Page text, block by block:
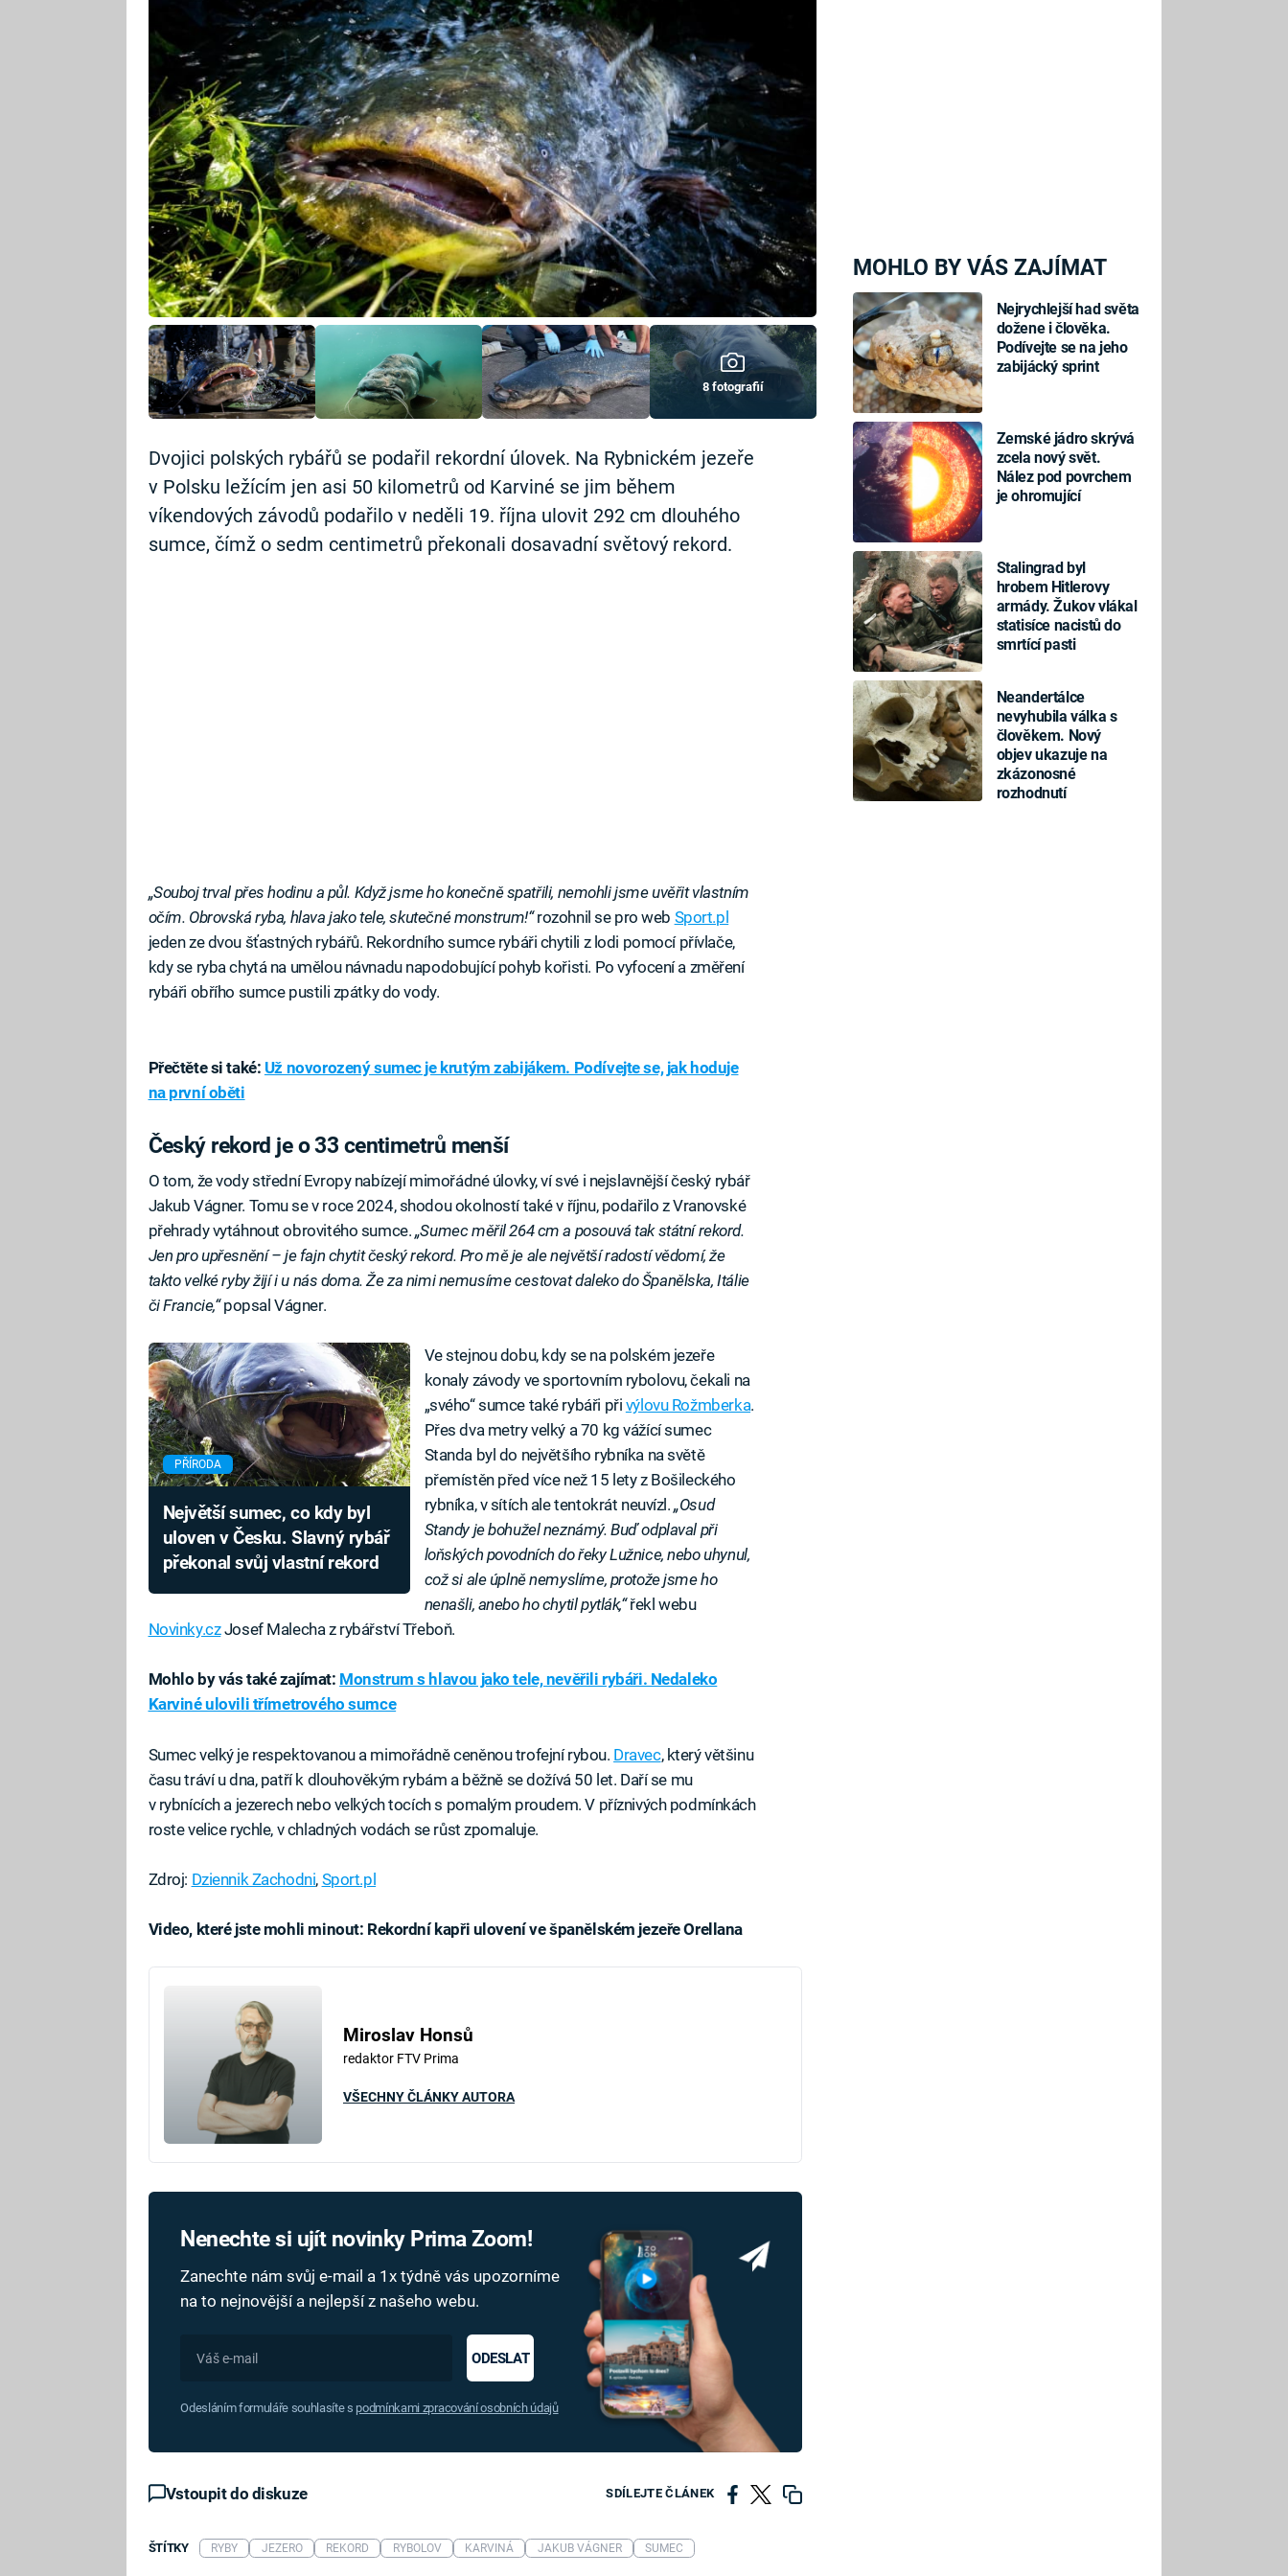
MOHLO BY VÁS ZAJÍMAT
Nejrychlejší had světa
dožene i člověka.
Podívejte se na jeho
zabijácký sprint
Zemské jádro skrývá
zcela nový svět.
Nález pod povrchem
je ohromující
Stalingrad byl
hrobem Hitlerovy
armády. Žukov vlákal
statisíce nacistů do
smrtící pasti
Neandertálce
nevyhubila válka s
člověkem. Nový
objev ukazuje na
zkázonosné
rozhodnutí
8 fotografií
Dvojici polských rybářů se podařil rekordní úlovek. Na Rybnickém jezeře
v Polsku ležícím jen asi 50 kilometrů od Karviné se jim během
víkendových závodů podařilo v neděli 19. října ulovit 292 cm dlouhého
sumce, čímž o sedm centimetrů překonali dosavadní světový rekord.
„Souboj trval přes hodinu a půl. Když jsme ho konečně spatřili, nemohli jsme uvěřit vlastním
očím. Obrovská ryba, hlava jako tele, skutečné monstrum!“rozohnil se pro web Sport.pl
jeden ze dvou šťastných rybářů. Rekordního sumce rybáři chytili z lodi pomocí přívlače,
kdy se ryba chytá na umělou návnadu napodobující pohyb kořisti. Po vyfocení a změření
rybáři obřího sumce pustili zpátky do vody.
Přečtěte si také: Už novorozený sumec je krutým zabijákem. Podívejte se, jak hoduje
na první oběti
Český rekord je o 33 centimetrů menší
O tom, že vody střední Evropy nabízejí mimořádné úlovky, ví své i nejslavnější český rybář
Jakub Vágner. Tomu se v roce 2024, shodou okolností také v říjnu, podařilo z Vranovské
přehrady vytáhnout obrovitého sumce. „Sumec měřil 264 cm a posouvá tak státní rekord.
Jen pro upřesnění – je fajn chytit český rekord. Pro mě je ale největší radostí vědomí, že
takto velké ryby žijí i u nás doma. Že za nimi nemusíme cestovat daleko do Španělska, Itálie
či Francie,“popsal Vágner.
PŘÍRODA
Největší sumec, co kdy byl
uloven v Česku. Slavný rybář
překonal svůj vlastní rekord
Ve stejnou dobu, kdy se na polském jezeře
konaly závody ve sportovním rybolovu, čekali na
„svého“ sumce také rybáři při výlovu Rožmberka.
Přes dva metry velký a 70 kg vážící sumec
Standa byl do největšího rybníka na světě
přemístěn před více než 15 lety z Bošileckého
rybníka, v sítích ale tentokrát neuvízl.„Osud
Standy je bohužel neznámý. Buď odplaval při
loňských povodních do řeky Lužnice, nebo uhynul,
což si ale úplně nemyslíme, protože jsme ho
nenašli, anebo ho chytil pytlák,“řekl webu
Novinky.czJosef Malecha z rybářství Třeboň.
Mohlo by vás také zajímat: Monstrum s hlavou jako tele, nevěřili rybáři. Nedaleko
Karviné ulovili třímetrového sumce
Sumec velký je respektovanou a mimořádně ceněnou trofejní rybou. Dravec, který většinu
času tráví u dna, patří k dlouhověkým rybám a běžně se dožívá 50 let. Daří se mu
v rybnících a jezerech nebo velkých tocích s pomalým proudem. V příznivých podmínkách
roste velice rychle, v chladných vodách se růst zpomaluje.
Zdroj: Dziennik Zachodni, Sport.pl
Video, které jste mohli minout: Rekordní kapři ulovení ve španělském jezeře Orellana
Miroslav Honsů
redaktor FTV Prima
VŠECHNY ČLÁNKY AUTORA
Nenechte si ujít novinky Prima Zoom!
Zanechte nám svůj e-mail a 1x týdně vás upozorníme
na to nejnovější a nejlepší z našeho webu.
ODESLAT
Odesláním formuláře souhlasíte s podmínkami zpracování osobních údajů
Vstoupit do diskuze SDÍLEJTE ČLÁNEK
ŠTÍTKY RYBY JEZERO REKORD RYBOLOV KARVINÁ JAKUB VÁGNER SUMEC